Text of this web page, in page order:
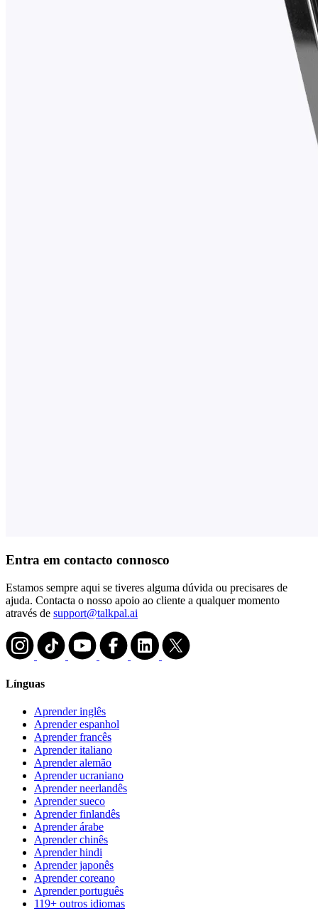
Entra em contacto connosco
Estamos sempre aqui se tiveres alguma dúvida ou precisares de
ajuda. Contacta o nosso apoio ao cliente a qualquer momento
através de support@talkpal.ai
Línguas
Aprender inglês
Aprender espanhol
Aprender francês
Aprender italiano
Aprender alemão
Aprender ucraniano
Aprender neerlandês
Aprender sueco
Aprender finlandês
Aprender árabe
Aprender chinês
Aprender hindi
Aprender japonês
Aprender coreano
Aprender português
119+ outros idiomas